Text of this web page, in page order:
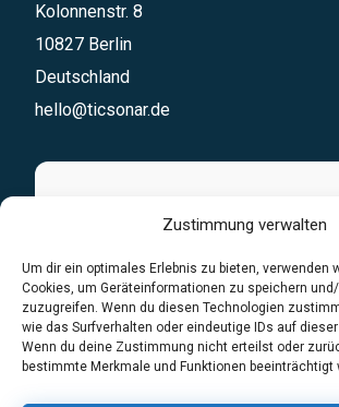
Zustimmung verwalten
Um dir ein optimales Erlebnis zu bieten, verwenden
Cookies, um Geräteinformationen zu speichern
zuzugreifen. Wenn du diesen Technologien
wie das Surfverhalten oder eindeutige IDs auf
Wenn du deine Zustimmung nicht erteilst oder
bestimmte Merkmale und Funktionen beeinträchtigt
Kolonnenstr. 8
10827 Berlin
Deutschland
hello@ticsonar.de
Sofortanfrage
Stellen Sie Ihre Anfrage
unser Formular. Wir übernehmen
Anfrageformular